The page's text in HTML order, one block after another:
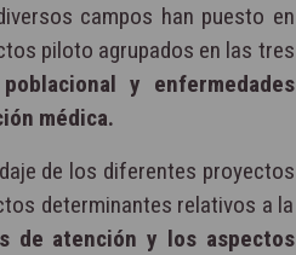
campos han puesto en
piloto agrupados en las tres
y enfermedades
médica.
de los diferentes proyectos
determinantes relativos a la
de atención y los aspectos